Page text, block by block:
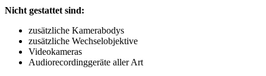
Nicht gestattet sind:
zusätzliche Kamerabodys
zusätzliche Wechselobjektive
Videokameras
Audiorecordinggeräte aller Art